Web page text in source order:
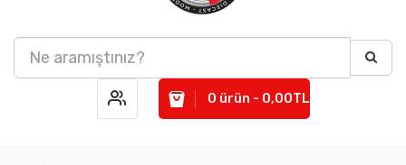
0 ürün - 0,00TL